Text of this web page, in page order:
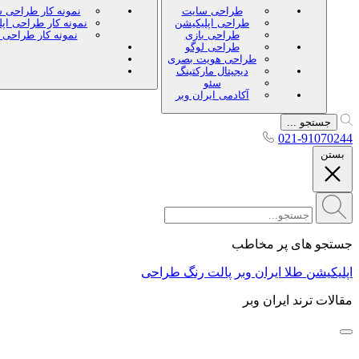
طراحی سایت
طراحی اپلیکیشن
طراحی بازی
طراحی لوگو
طراحی هویت بصری
دیجیتال مارکتینگ
سئو
آکادمی ایران وبر
نمونه کار
نمونه کار طراحی
نمونه کار طراحی
جستجو ...
021-91070244
بستن
جستجو های پر مخاطب
اپلیکیشن طلا ایران وبر پالت رنگ طراحی
مقالات ترند ایران وبر